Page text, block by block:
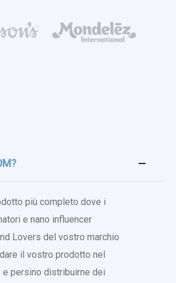
più completo dove i
e nano influencer
Lovers del vostro marchio
il vostro prodotto nel
e persino distribuirne dei